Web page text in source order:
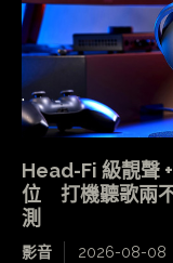
Head-Fi 級靚聲
位 打機聽歌兩
測
影音 2026-08-08